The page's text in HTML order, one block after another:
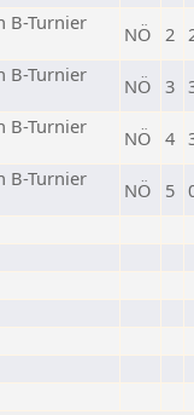
B-Turnier
NÖ 2
B-Turnier
NÖ 3
B-Turnier
NÖ 4
B-Turnier
NÖ 5